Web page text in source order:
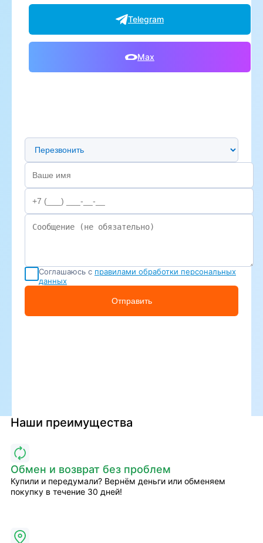
Telegram
Max
Предпочтительный способ связи
Соглашаюсь с правилами обработки персональных
данных
Отправить
Наши преимущества
Обмен и возврат без проблем
Купили и передумали? Вернём деньги или обменяем
покупку в течение 30 дней!